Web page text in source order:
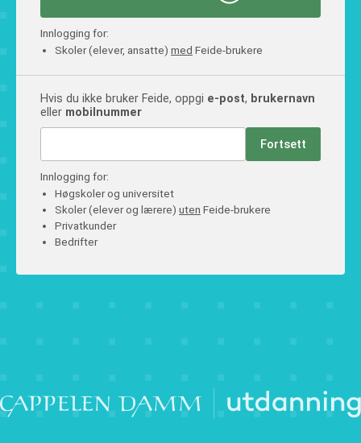
Innlogging for:
Skoler (elever, ansatte) med Feide-brukere
Hvis du ikke bruker Feide, oppgi e-post, brukernavn
eller mobilnummer
Fortsett
Innlogging for:
Høgskoler og universitet
Skoler (elever og lærere) uten Feide-brukere
Privatkunder
Bedrifter